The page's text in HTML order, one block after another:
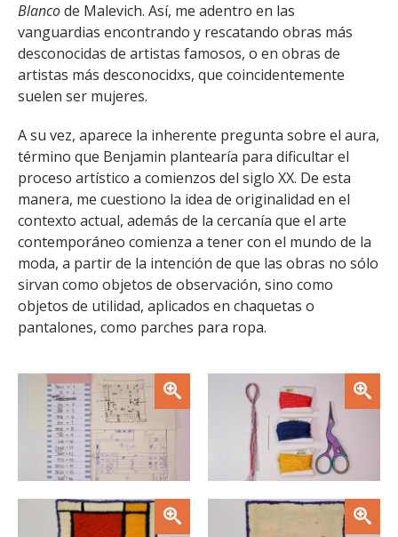
Estudiantes
Académicas/os
Funcionarias/os
Egresadas/os
Blancode Malevich. Así, me adentro en las
vanguardias encontrando y rescatando obras más
desconocidas de artistas famosos, o en obras de
artistas más desconocidxs, que coincidentemente
suelen ser mujeres.
A su vez, aparece la inherente pregunta sobre el aura,
término que Benjamin plantearía para dificultar el
proceso artístico a comienzos del siglo XX. De esta
manera, me cuestiono la idea de originalidad en el
contexto actual, además de la cercanía que el arte
contemporáneo comienza a tener con el mundo de la
moda, a partir de la intención de que las obras no sólo
sirvan como objetos de observación, sino como
objetos de utilidad, aplicados en chaquetas o
pantalones, como parches para ropa.
Zoom Zoom
Zoom Zoom